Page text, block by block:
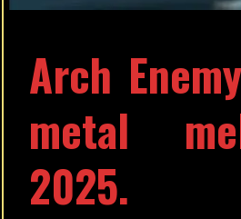
Arch
metal
2025.